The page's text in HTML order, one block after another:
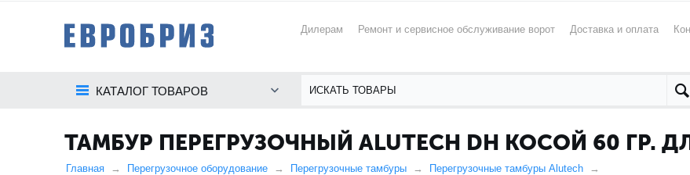
Дилерам Ремонт и сервисное обслуживание ворот Доставка и оплата
КАТАЛОГ ТОВАРОВ
ТАМБУР ПЕРЕГРУЗОЧНЫЙ ALUTECH DH КОСОЙ 60 ГР.
Главная Перегрузочное оборудование Перегрузочные тамбуры
Перегрузочные тамбуры Alutech